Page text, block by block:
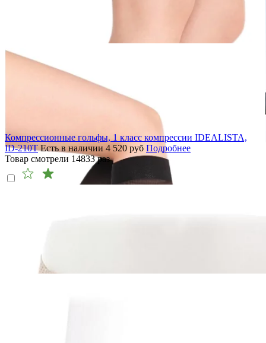
Компрессионные гольфы, 1 класс компрессии IDEALISTA,
ID-210T Есть в наличии 4 520 руб Подробнее
Товар смотрели 14833раз